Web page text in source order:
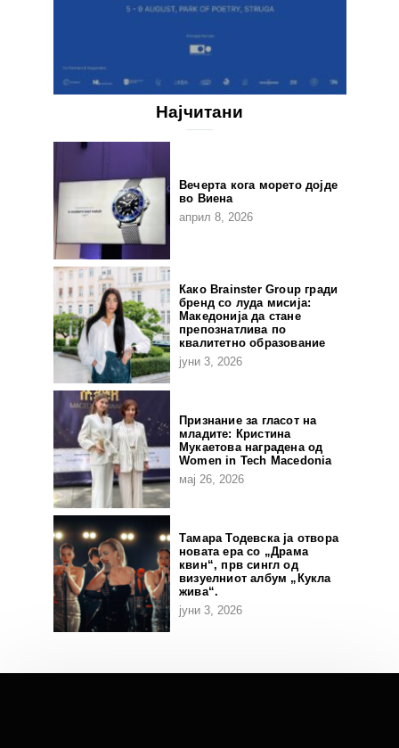
Најчитани
Вечерта кога морето дојде
во Виена
април 8, 2026
Како Brainster Group гради
бренд со луда мисија:
Македонија да стане
препознатлива по
квалитетно образование
јуни 3, 2026
Признание за гласот на
младите: Кристина
Мукаетова наградена од
Women in Tech Macedonia
мај 26, 2026
Тамара Тодевска ја отвора
новата ера со „Драма
квин“, прв сингл од
визуелниот албум „Кукла
жива“.
јуни 3, 2026